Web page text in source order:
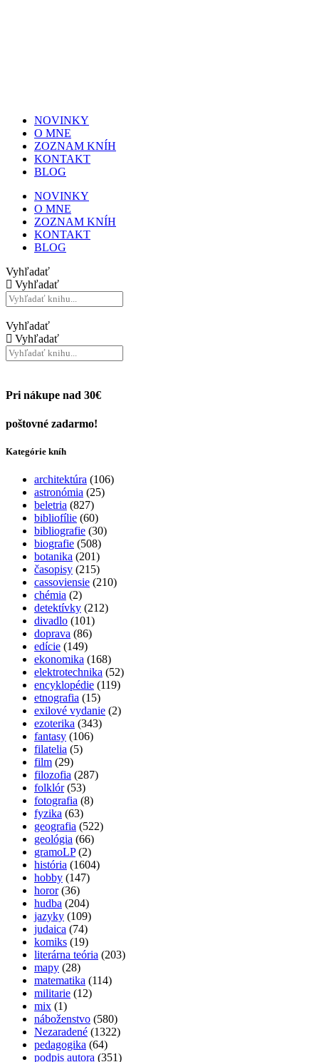
NOVINKY
O MNE
ZOZNAM KNÍH
KONTAKT
BLOG
NOVINKY
O MNE
ZOZNAM KNÍH
KONTAKT
BLOG
Vyhľadať
Vyhľadať
Vyhľadať
Vyhľadať
Pri nákupe nad 30€
poštovné zadarmo!
Kategórie kníh
architektúra (106)
astronómia (25)
beletria (827)
bibliofílie (60)
bibliografie (30)
biografie (508)
botanika (201)
časopisy (215)
cassoviensie (210)
chémia (2)
detektívky (212)
divadlo (101)
doprava (86)
edície (149)
ekonomika (168)
elektrotechnika (52)
encyklopédie (119)
etnografia (15)
exilové vydanie (2)
ezoterika (343)
fantasy (106)
filatelia (5)
film (29)
filozofia (287)
folklór (53)
fotografia (8)
fyzika (63)
geografia (522)
geológia (66)
gramoLP (2)
história (1604)
hobby (147)
horor (36)
hudba (204)
jazyky (109)
judaica (74)
komiks (19)
literárna teória (203)
mapy (28)
matematika (114)
militarie (12)
mix (1)
náboženstvo (580)
Nezaradené (1322)
pedagogika (64)
podpis autora (351)